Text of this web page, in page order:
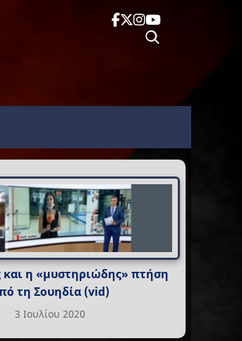
η «μυστηριώδης» πτήση
τη Σουηδία (vid)
3 Ιουλίου 2020